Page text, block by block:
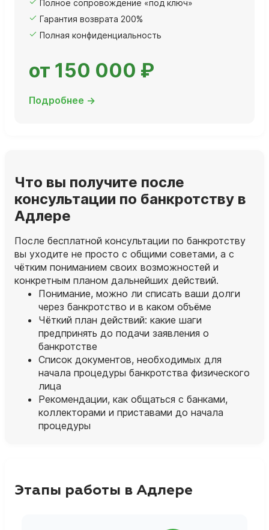
Полное сопровождение «под ключ»
Гарантия возврата 200%
Полная конфиденциальность
от 150 000 ₽
Подробнее →
Что вы получите после
консультации по банкротству в
Адлере
После бесплатной консультации по банкротству
вы уходите не просто с общими советами, а с
чётким пониманием своих возможностей и
конкретным планом дальнейших действий.
Понимание, можно ли списать ваши долги
через банкротство и в каком объёме
Чёткий план действий: какие шаги
предпринять до подачи заявления о
банкротстве
Список документов, необходимых для
начала процедуры банкротства физического
лица
Рекомендации, как общаться с банками,
коллекторами и приставами до начала
процедуры
Этапы работы в Адлере